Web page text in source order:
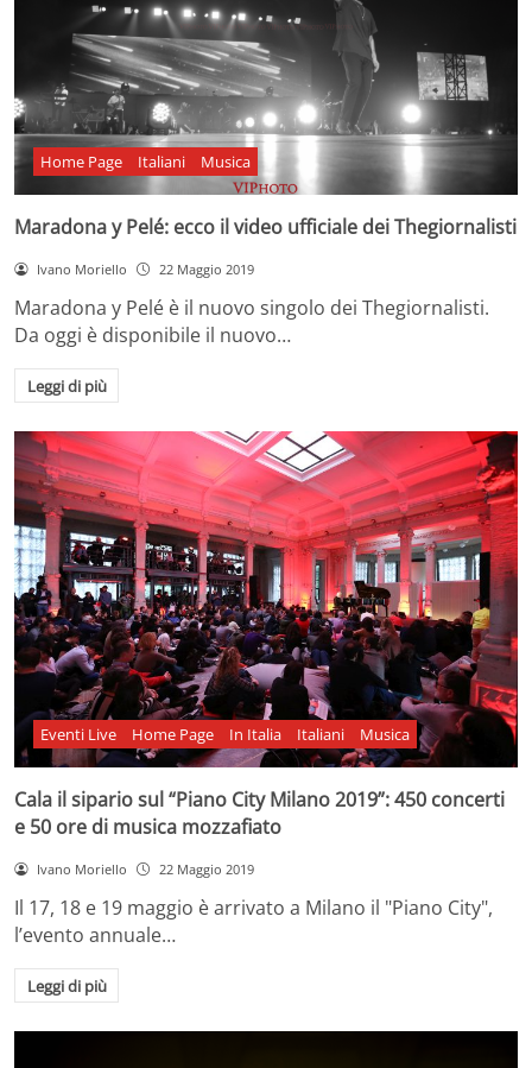
Home Page Italiani Musica
Maradona y Pelé: ecco il video ufficiale dei Thegiornalisti
Ivano Moriello 22 Maggio 2019
Maradona y Pelé è il nuovo singolo dei Thegiornalisti.
Da oggi è disponibile il nuovo…
Leggi di più
Eventi Live Home Page In Italia Italiani Musica
Cala il sipario sul “Piano City Milano 2019”: 450 concerti
e 50 ore di musica mozzafiato
Ivano Moriello 22 Maggio 2019
Il 17, 18 e 19 maggio è arrivato a Milano il "Piano City",
l’evento annuale…
Leggi di più